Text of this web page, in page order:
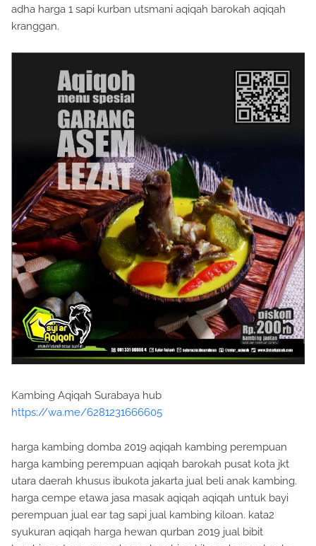
adha harga 1 sapi kurban utsmani aqiqah barokah aqiqah
kranggan.
Kambing Aqiqah Surabaya hub
https://wa.me/6281231666605
harga kambing domba 2019 aqiqah kambing perempuan
harga kambing perempuan aqiqah barokah pusat kota jkt
utara daerah khusus ibukota jakarta jual beli anak kambing.
harga cempe etawa jasa masak aqiqah aqiqah untuk bayi
perempuan jual ear tag sapi jual kambing kiloan. kata2
syukuran aqiqah harga hewan qurban 2019 jual bibit